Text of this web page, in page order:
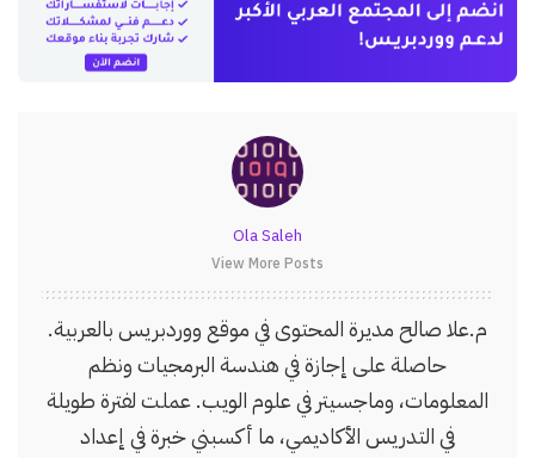
Ola Saleh
View More Posts
م.علا صالح مديرة المحتوى في موقع ووردبريس بالعربية.
حاصلة على إجازة في هندسة البرمجيات ونظم
المعلومات، وماجسيتر في علوم الويب. عملت لفترة طويلة
في التدريس الأكاديمي، ما أكسبني خبرة في إعداد